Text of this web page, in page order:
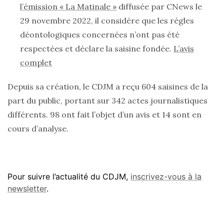
l’émission « La Matinale » diffusée par CNews le
29 novembre 2022, il considère que les règles
déontologiques concernées n’ont pas été
respectées et déclare la saisine fondée. L’avis
complet
Depuis sa création, le CDJM a reçu 604 saisines de la
part du public, portant sur 342 actes journalistiques
différents. 98 ont fait l’objet d’un avis et 14 sont en
cours d’analyse.
Pour suivre l’actualité du CDJM, inscrivez-vous à la
newsletter.